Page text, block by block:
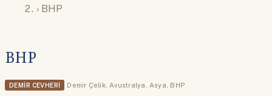
› BHP
BHP
DEMIR CEVHERI Demir Çelik,Avustralya , Asya, BHP